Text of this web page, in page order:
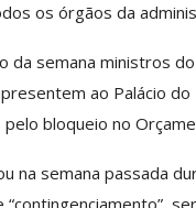
os órgãos da
da semana ministros
ao Palácio
bloqueio no
na semana passada
Da